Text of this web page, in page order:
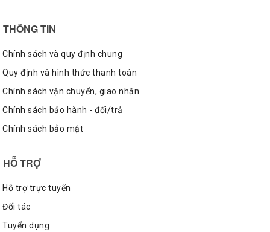
THÔNG TIN
Chính sách và quy định chung
Quy định và hình thức thanh toán
Chính sách vận chuyển, giao nhận
Chính sách bảo hành - đổi/trả
Chính sách bảo mật
HỖ TRỢ
Hỗ trợ trực tuyến
Đối tác
Tuyển dụng